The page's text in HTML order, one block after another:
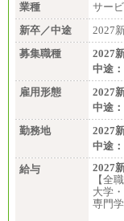
業種
サー
新卒／中途
2027
募集職種
2027
中途：
雇用形態
2027
中途：
勤務地
2027
中途：
給与
2027
【全
大学
専門